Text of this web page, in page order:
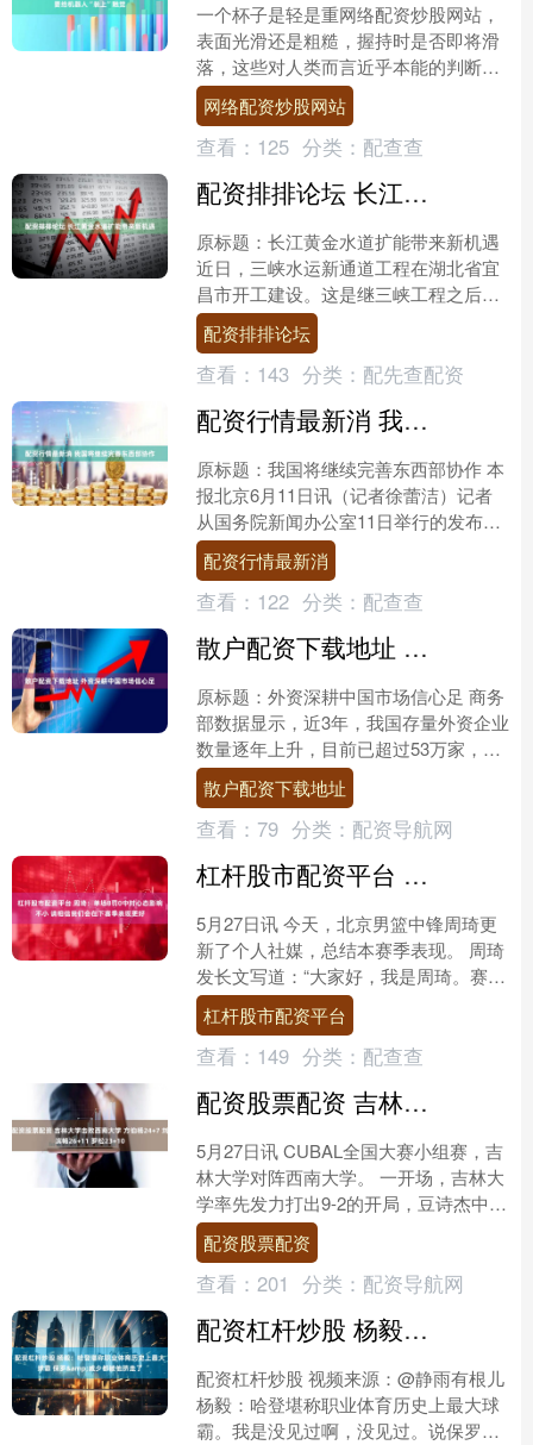
一个杯子是轻是重网络配资炒股网站，
表面光滑还是粗糙，握持时是否即将滑
落，这些对人类而言近乎本能的判断，
对当前的机器人系统仍是显性的技术挑
战。 让机器人观看大量操....
网络配资炒股网站
查看： 125 分类： 配查查
配资排排论坛 长江黄金水道扩能带来新机遇
原标题：长江黄金水道扩能带来新机遇
近日，三峡水运新通道工程在湖北省宜
昌市开工建设。这是继三峡工程之后，
长江流域又一个具有全局意义的重大基
础设施项目配资排排论坛....
配资排排论坛
查看： 143 分类： 配先查配资
配资行情最新消 我国将继续完善东西部协作
原标题：我国将继续完善东西部协作 本
报北京6月11日讯（记者徐蕾洁）记者
从国务院新闻办公室11日举行的发布会
上获悉，进入常态化帮扶阶段配资行情
最新消，我国将保持....
配资行情最新消
查看： 122 分类： 配查查
散户配资下载地址 外资深耕中国市场信心足
原标题：外资深耕中国市场信心足 商务
部数据显示，近3年，我国存量外资企业
数量逐年上升，目前已超过53万家，存
量外资超过3.6万亿美元。绝大多数存量
外资企业选择深....
散户配资下载地址
查看： 79 分类： 配资导航网
杠杆股市配资平台 周琦：单场8罚0中对心态影响不小 请相信我们会在下赛季表现更好
5月27日讯 今天，北京男篮中锋周琦更
新了个人社媒，总结本赛季表现。 周琦
发长文写道：“大家好，我是周琦。赛季
结束后的这几天，思考了很多，也有很
多话想和大家说。....
杠杆股市配资平台
查看： 149 分类： 配查查
配资股票配资 吉林大学击败西南大学 方伯杨24+7 刘滨畅26+11 罗松23+10
5月27日讯 CUBAL全国大赛小组赛，吉
林大学对阵西南大学。 一开场，吉林大
学率先发力打出9-2的开局，豆诗杰中投
命中，西南大学多点开花努力追赶，林
晓锋穿针引....
配资股票配资
查看： 201 分类： 配资导航网
配资杠杆炒股 杨毅：哈登堪称职业体育历史上最大球霸 保罗&威少都被他挤走了
配资杠杆炒股 视频来源：@静雨有根儿
杨毅：哈登堪称职业体育历史上最大球
霸。我是没见过啊，没见过。说保罗在